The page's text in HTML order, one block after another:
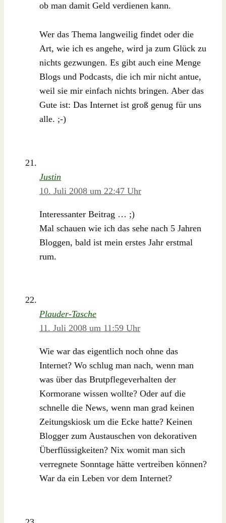
ob man damit Geld verdienen kann.
Wer das Thema langweilig findet oder die
Art, wie ich es angehe, wird ja zum Glück zu
nichts gezwungen. Es gibt auch eine Menge
Blogs und Podcasts, die ich mir nicht antue,
weil sie mir einfach nichts bringen. Aber das
Gute ist: Das Internet ist groß genug für uns
alle. ;-)
Justin
10. Juli 2008 um 22:47 Uhr
Interessanter Beitrag … ;)
Mal schauen wie ich das sehe nach 5 Jahren
Bloggen, bald ist mein erstes Jahr erstmal
rum.
Plauder-Tasche
11. Juli 2008 um 11:59 Uhr
Wie war das eigentlich noch ohne das
Internet? Wo schlug man nach, wenn man
was über das Brutpflegeverhalten der
Kormorane wissen wollte? Oder auf die
schnelle die News, wenn man grad keinen
Zeitungskiosk um die Ecke hatte? Keinen
Blogger zum Austauschen von dekorativen
Überflüssigkeiten? Nix womit man sich
verregnete Sonntage hätte vertreiben können?
War da ein Leben vor dem Internet?